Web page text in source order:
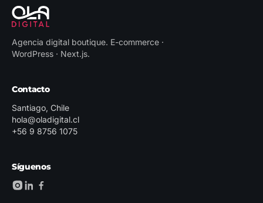
Agencia digital boutique. E-commerce ·
WordPress · Next.js.
Contacto
Santiago, Chile
hola@oladigital.cl
+56 9 8756 1075
Síguenos